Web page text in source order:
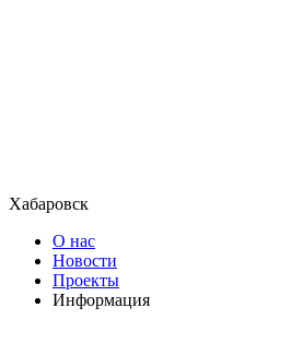
Хабаровск
О нас
Новости
Проекты
Информация